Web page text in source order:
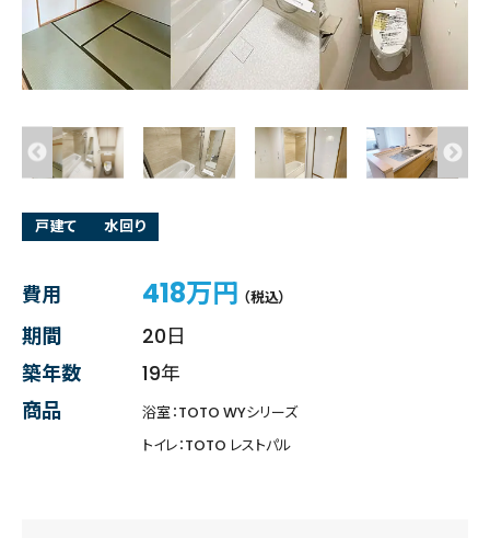
戸建て 水回り
費用 418万円 （税込）
期間
20日
築年数
19年
商品
浴室：TOTO WYシリーズ
トイレ：TOTO レストパル